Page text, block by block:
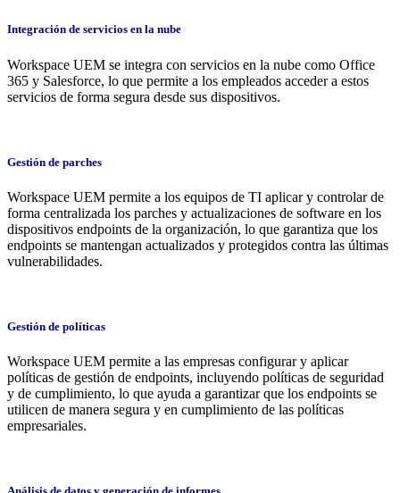
Integración de servicios en la nube
Workspace UEM se integra con servicios en la nube como Office
365 y Salesforce, lo que permite a los empleados acceder a estos
servicios de forma segura desde sus dispositivos.
Gestión de parches
Workspace UEM permite a los equipos de TI aplicar y controlar de
forma centralizada los parches y actualizaciones de software en los
dispositivos endpoints de la organización, lo que garantiza que los
endpoints se mantengan actualizados y protegidos contra las últimas
vulnerabilidades.
Gestión de políticas
Workspace UEM permite a las empresas configurar y aplicar
políticas de gestión de endpoints, incluyendo políticas de seguridad
y de cumplimiento, lo que ayuda a garantizar que los endpoints se
utilicen de manera segura y en cumplimiento de las políticas
empresariales.